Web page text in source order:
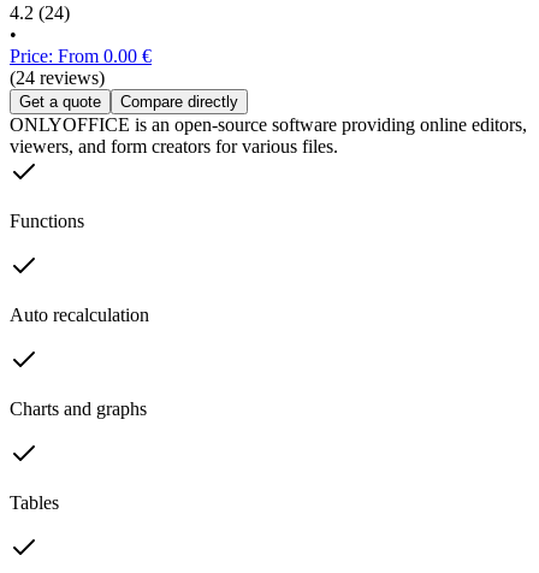
4.2 (24)
•
Price: From 0.00 €
(24 reviews)
Get a quote Compare directly
ONLYOFFICE is an open-source software providing online editors,
viewers, and form creators for various files.
Functions
Auto recalculation
Charts and graphs
Tables